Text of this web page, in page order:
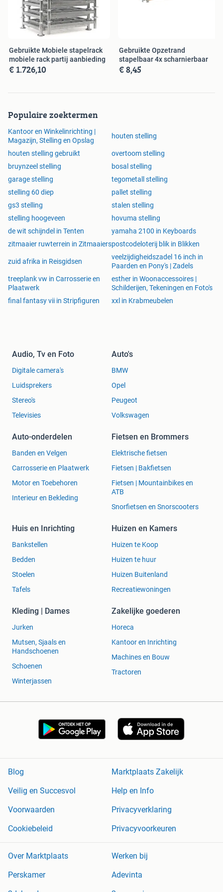
Zoekt u andere interne transport- en opslagmiddelen of
inrichting voor uw magazijn/werkplaats?
vermelde prijzen zijn exclusief btw.
Gebruikte Mobiele stapelrack
mobiele rack partij aanbieding
€ 1.726,10
Gebruikte Opzetrand
stapelbaar 4x scharnierbaar
€ 8,45
Populaire zoektermen
Kantoor en Winkelinrichting |
Magazijn, Stelling en Opslag
houten stelling
houten stelling gebruikt
overtoom stelling
bruynzeel stelling
bosal stelling
garage stelling
tegometall stelling
stelling 60 diep
pallet stelling
gs3 stelling
stalen stelling
stelling hoogeveen
hovuma stelling
de wit schijndel in Tenten
yamaha 2100 in Keyboards
zitmaaier ruwterrein in Zitmaaierspostcodeloterij blik in Blikken
zuid afrika in Reisgidsen
veelzijdigheidszadel 16 inch in
Paarden en Pony's | Zadels
treeplank vw in Carrosserie en
Plaatwerk
esther in Woonaccessoires |
Schilderijen, Tekeningen en Foto's
final fantasy vii in Stripfiguren
xxl in Krabmeubelen
Audio, Tv en Foto
Digitale camera's
Luidsprekers
Stereo's
Televisies
Auto's
BMW
Opel
Peugeot
Volkswagen
Auto-onderdelen
Banden en Velgen
Carrosserie en Plaatwerk
Motor en Toebehoren
Interieur en Bekleding
Fietsen en Brommers
Elektrische fietsen
Fietsen | Bakfietsen
Fietsen | Mountainbikes en
ATB
Snorfietsen en Snorscooters
Huis en Inrichting
Bankstellen
Bedden
Stoelen
Tafels
Huizen en Kamers
Huizen te Koop
Huizen te huur
Huizen Buitenland
Recreatiewoningen
Kleding | Dames
Jurken
Mutsen, Sjaals en
Handschoenen
Schoenen
Winterjassen
Zakelijke goederen
Horeca
Kantoor en Inrichting
Machines en Bouw
Tractoren
Blog
Marktplaats Zakelijk
Veilig en Succesvol
Help en Info
Voorwaarden
Privacyverklaring
Cookiebeleid
Privacyvoorkeuren
Over Marktplaats
Werken bij
Perskamer
Adevinta